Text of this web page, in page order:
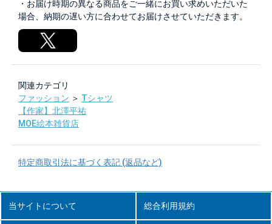
・お届け時期の異なる商品をご一緒にお買い求めいただいた
場合、納期の遅い方に合わせてお届けさせていただきます。
関連カテゴリ
ファッション ＞ Tシャツ
【作家】北澤平祐
MOE絵本雑貨店
特定商取引法に基づく表記 (返品など)
当サイトについて 総合利用規約